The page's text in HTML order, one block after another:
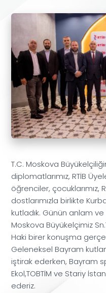
T.C. Moskova
diplomatlarımız, RTİB
öğrenciler, çocuklarımız,
dostlarımızla birlikte
kutladık. Günün anlam
Moskova Büyükelçimiz
Haki birer konuşma
Geleneksel Bayram
iştirak ederken, Bayram
Ekol,TOBTİM ve Stariy
ederiz.